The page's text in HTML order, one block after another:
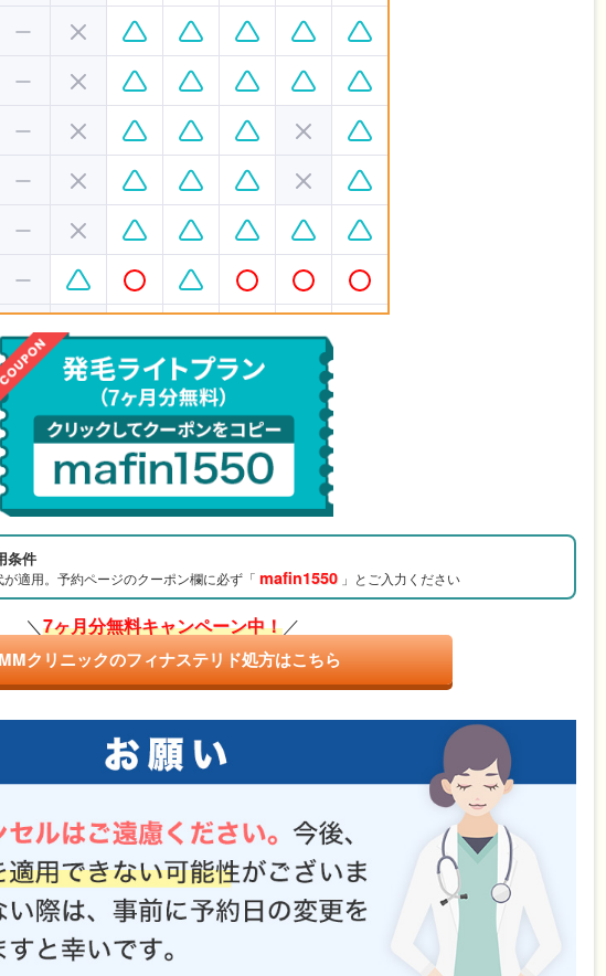
条件
適用。予約ページのクーポン欄に必ず「 mafin1550」とご入力ください
＼7ヶ月分無料キャンペーン中！／
クリニックのフィナステリド処方はこちら